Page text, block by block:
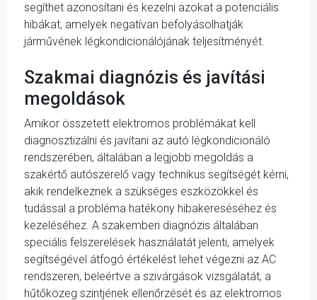
segíthet azonosítani és kezelni azokat a potenciális
hibákat, amelyek negatívan befolyásolhatják
járművének légkondicionálójának teljesítményét.
Szakmai diagnózis és javítási
megoldások
Amikor összetett elektromos problémákat kell
diagnosztizálni és javítani az autó légkondicionáló
rendszerében, általában a legjobb megoldás a
szakértő autószerelő vagy technikus segítségét kérni,
akik rendelkeznek a szükséges eszközökkel és
tudással a probléma hatékony hibakereséséhez és
kezeléséhez. A szakemberi diagnózis általában
speciális felszerelések használatát jelenti, amelyek
segítségével átfogó értékelést lehet végezni az AC
rendszeren, beleértve a szivárgások vizsgálatát, a
hűtőközeg szintjének ellenőrzését és az elektromos